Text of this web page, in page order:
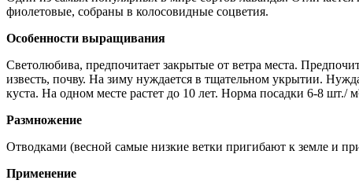
фиолетовые, собраны в колосовидные соцветия.
Особенности выращивания
Светолюбива, предпочитает закрытые от ветра места.
известь, почву. На зиму нуждается в тщательном укрытии.
куста. На одном месте растет до 10 лет. Норма посадки 6-8 шт./
Размножение
Отводками (весной самые низкие ветки пригибают к земле и
Применение